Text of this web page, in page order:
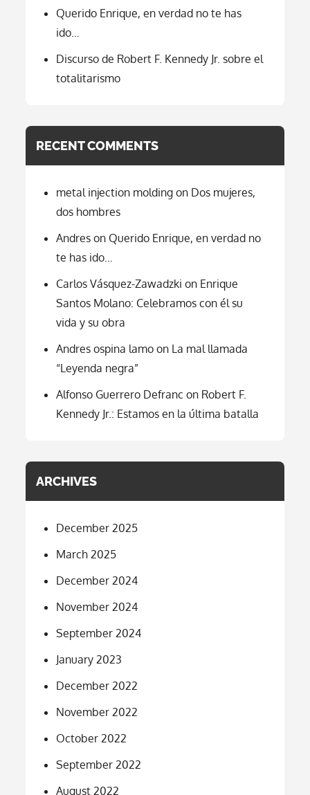
Querido Enrique, en verdad no te has
ido…
Discurso de Robert F. Kennedy Jr. sobre el
totalitarismo
RECENT COMMENTS
metal injection molding on Dos mujeres,
dos hombres
Andres on Querido Enrique, en verdad no
te has ido…
Carlos Vásquez-Zawadzki on Enrique
Santos Molano: Celebramos con él su
vida y su obra
Andres ospina lamo on La mal llamada
“Leyenda negra”
Alfonso Guerrero Defranc on Robert F.
Kennedy Jr.: Estamos en la última batalla
ARCHIVES
December 2025
March 2025
December 2024
November 2024
September 2024
January 2023
December 2022
November 2022
October 2022
September 2022
August 2022